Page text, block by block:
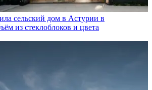
сельский дом в Астурии в
из стеклоблоков и цвета